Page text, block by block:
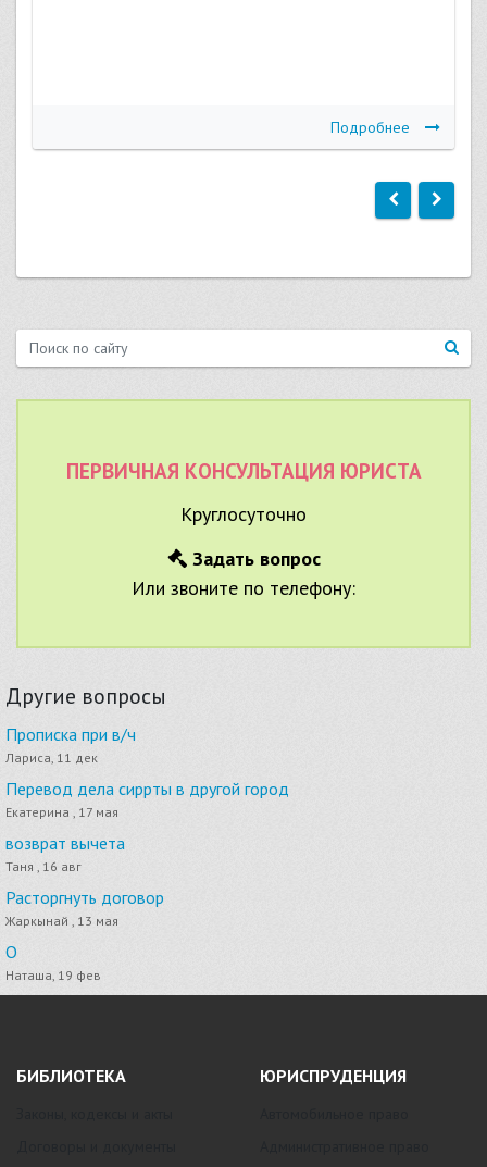
Подробнее
ПЕРВИЧНАЯ КОНСУЛЬТАЦИЯ ЮРИСТА
Круглосуточно
Задать вопрос
Или звоните по телефону:
Другие вопросы
Прописка при в/ч
Лариса, 11 дек
Перевод дела сиррты в другой город
Екатерина , 17 мая
возврат вычета
Таня , 16 авг
Расторгнуть договор
Жаркынай , 13 мая
О
Наташа, 19 фев
БИБЛИОТЕКА ЮРИСПРУДЕНЦИЯ